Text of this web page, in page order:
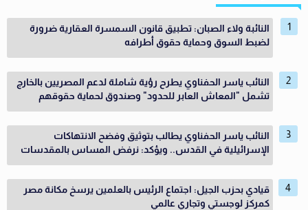
النائبة ولاء الصبان: تطبيق قانون السمسرة العقارية ضرورة
لضبط السوق وحماية حقوق أطرافه
النائب ياسر الحفناوي يطرح رؤية شاملة لدعم المصريين بالخارج
تشمل "المعاش العابر للحدود" وصندوق لحماية حقوقهم
النائب ياسر الحفناوي يطالب بتوثيق وفضح الانتهاكات
الإسرائيلية في القدس.. ويؤكد: نرفض المساس بالمقدسات
قيادي بحزب الجيل: اجتماع الرئيس بالعلمين يرسخ مكانة مصر
كمركز لوجستي وتجاري عالمي